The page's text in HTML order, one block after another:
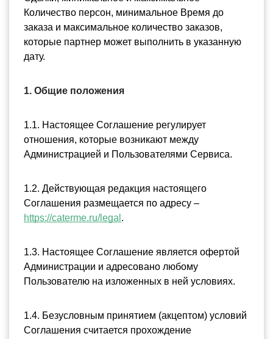
Количество персон, минимальное Время до
заказа и максимальное количество заказов,
которые партнер может выполнить в указанную
дату.
1. Общие положения
1.1. Настоящее Соглашение регулирует
отношения, которые возникают между
Администрацией и Пользователями Сервиса.
1.2. Действующая редакция настоящего
https://caterme.ru/legal .
1.3. Настоящее Соглашение является офертой
Администрации и адресовано любому
Пользователю на изложенных в ней условиях.
1.4. Безусловным принятием (акцептом) условий
Соглашения считается прохождение